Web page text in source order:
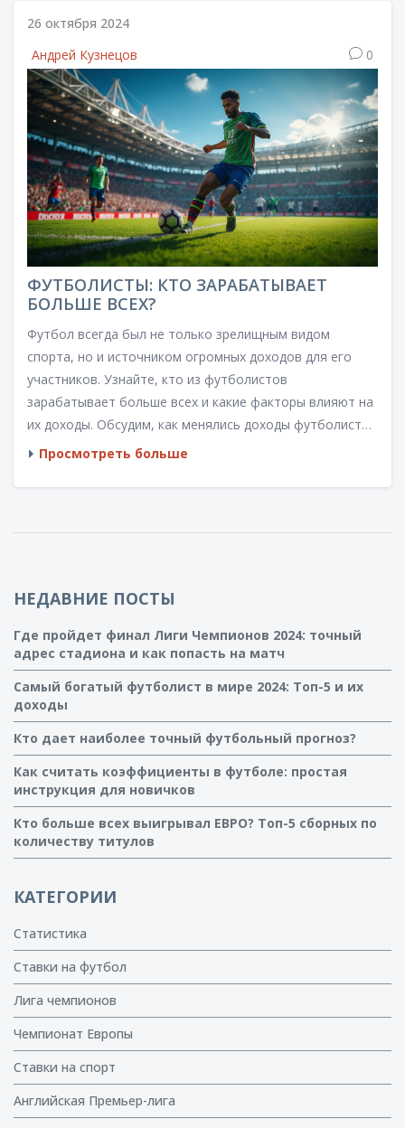
26 октября 2024
Андрей Кузнецов
0
ФУТБОЛИСТЫ: КТО ЗАРАБАТЫВАЕТ
БОЛЬШЕ ВСЕХ?
Футбол всегда был не только зрелищным видом
спорта, но и источником огромных доходов для его
участников. Узнайте, кто из футболистов
зарабатывает больше всех и какие факторы влияют на
их доходы. Обсудим, как менялись доходы футболистов
с годами и сравним их с другими высокооплачиваемыми
масштаб заработков в мире футбола.
Просмотреть больше
НЕДАВНИЕ ПОСТЫ
Где пройдет финал Лиги Чемпионов 2024: точный
адрес стадиона и как попасть на матч
Самый богатый футболист в мире 2024: Топ-5 и их
доходы
Кто дает наиболее точный футбольный прогноз?
Как считать коэффициенты в футболе: простая
инструкция для новичков
Кто больше всех выигрывал ЕВРО? Топ-5 сборных по
количеству титулов
КАТЕГОРИИ
Статистика
Ставки на футбол
Лига чемпионов
Чемпионат Европы
Ставки на спорт
Английская Премьер-лига